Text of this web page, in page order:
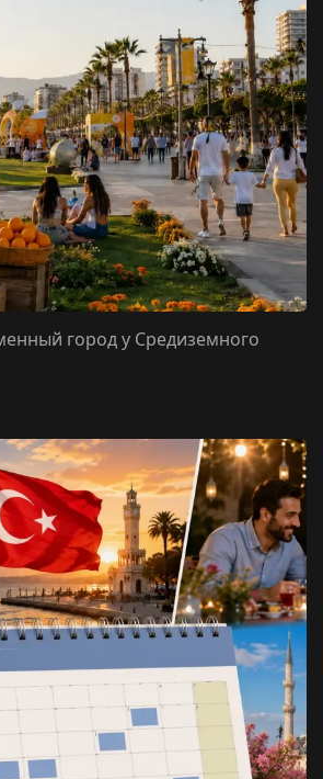
город у Средиземного